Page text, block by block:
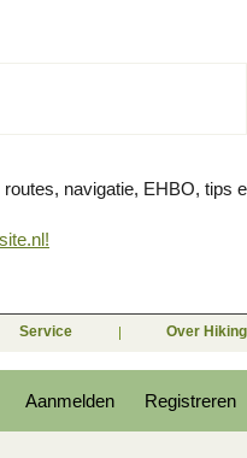
navigatie, EHBO, tips
Service Over
Aanmelden Registreren